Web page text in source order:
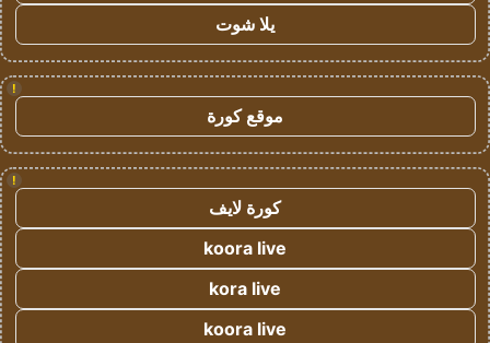
يلا شوت
!
موقع كورة
!
كورة لايف
koora live
kora live
koora live